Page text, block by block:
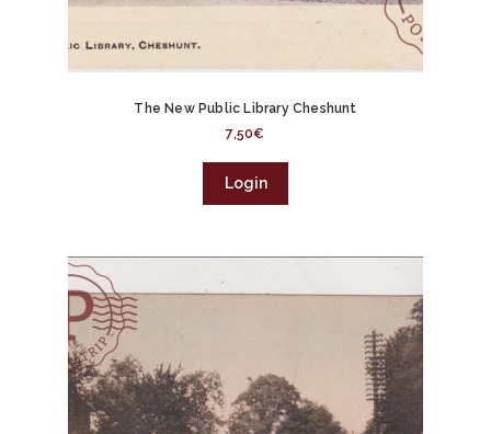
The New Public Library Cheshunt
7,50€
Login